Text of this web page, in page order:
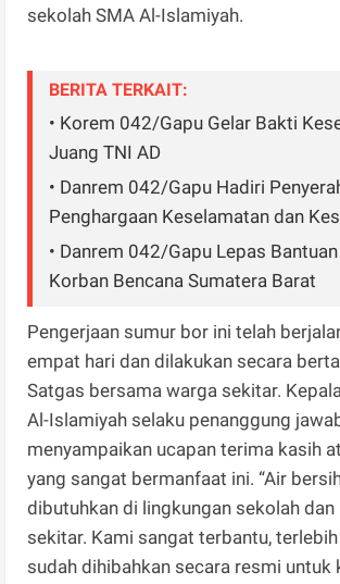
sekolah SMA Al-Islamiyah.
BERITA TERKAIT:
• Korem 042/Gapu Gelar Bakti
Juang TNI AD
• Danrem 042/Gapu Hadiri
Penghargaan Keselamatan dan
• Danrem 042/Gapu Lepas
Korban Bencana Sumatera Barat
Pengerjaan sumur bor ini telah
empat hari dan dilakukan secara
Satgas bersama warga sekitar.
Al-Islamiyah selaku penanggung
menyampaikan ucapan terima kasih
yang sangat bermanfaat ini. “Air
dibutuhkan di lingkungan sekolah
sekitar. Kami sangat terbantu, terlebih
sudah dihibahkan secara resmi untuk